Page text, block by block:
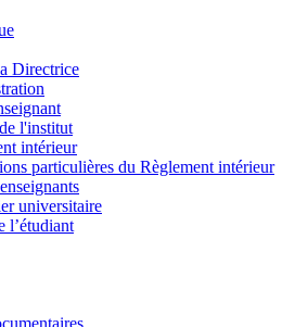
Directrice
l'institut
intérieur
particulières du Règlement intérieur
universitaire
l’étudiant